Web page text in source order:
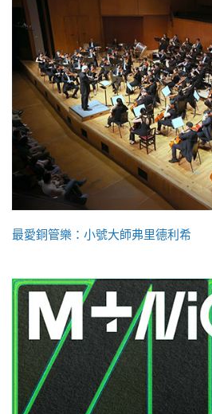
最愛銅管樂：小號大師弗里德利希